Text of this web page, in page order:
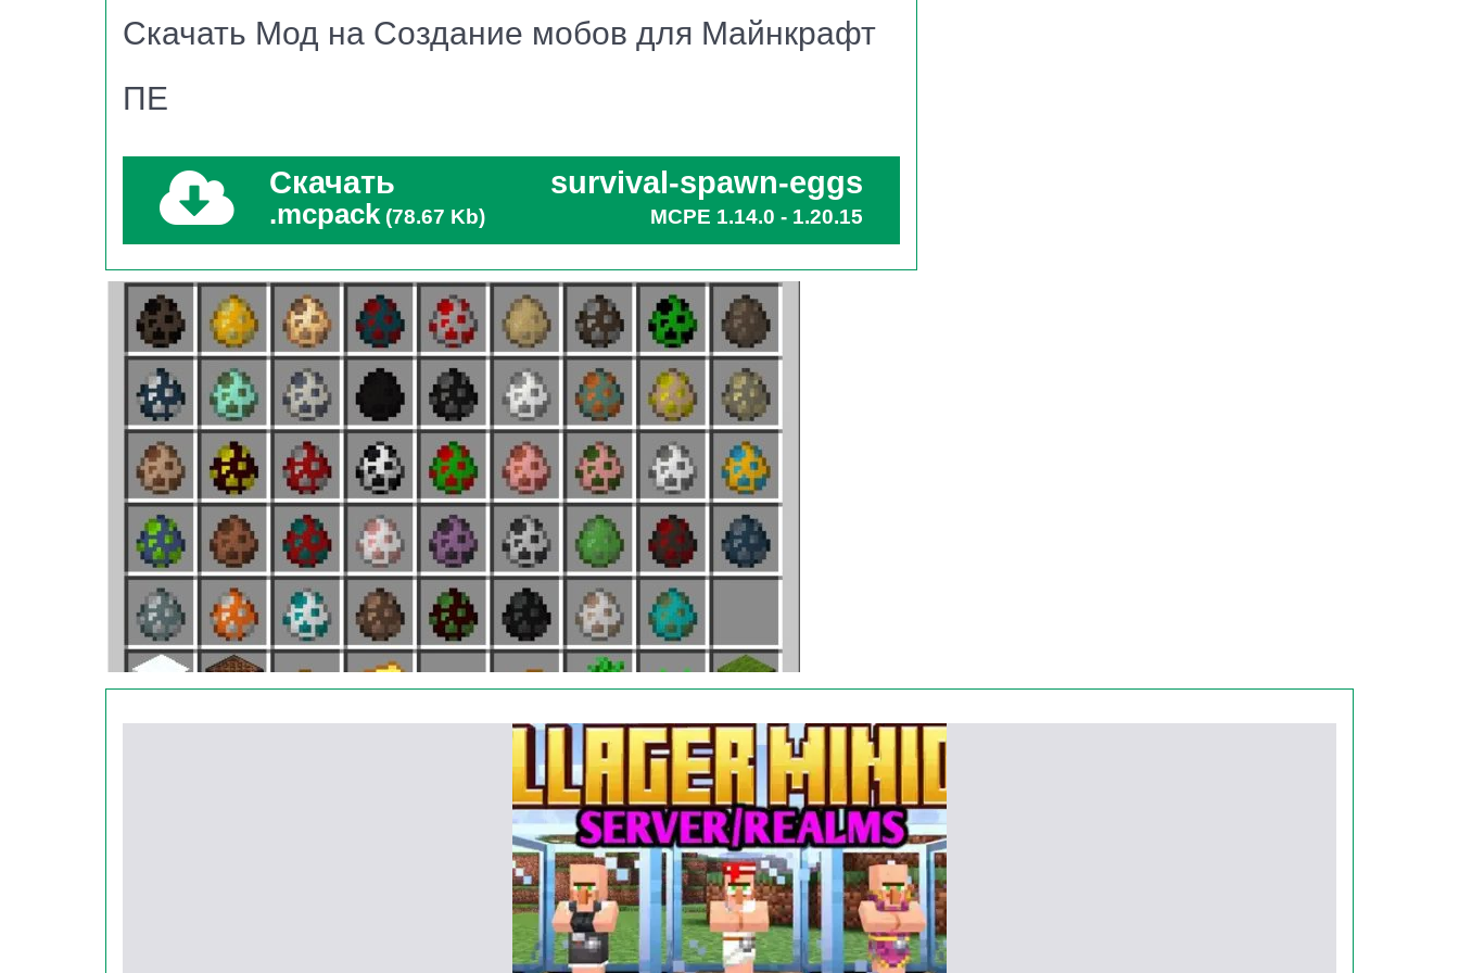
версиях уже доступны герои из тёмных пещер, есть горные козы, спруты.
Дабы создать яйцо призыва для начала понадобится самое обычное яйцо, которое можно
получить от курицы. Далее добудьте главные атрибуты желаемого персонажа, чаще всего это
обычный лут, а алмазы.
То есть, если вам нужен спавн зомби, то понадобится и тухлое мясо, возможно кости и т.д.
Система атрибутов у всех героев одинаковая
Полученные ресурсы поместите в верстак. Благо, что в Minecraft PE там появились уникальные
рецепты крафта, позволяющие воссоздать жизнь прямо в Песочнице!
После нескольких секунд ожидания в пользовательском инвентаре появится яйцо с желанным
персонажем.
Спавнер
Крафт спавнера в Майнкрафт ПЕ более сложный. Благодаря моду, рецепт блока тоже появился
в верстаке.
Тогда рецепт получится и в мире появится ещё один куб, который может бесконечно
Однако учтите, что некоторые НПС в Minecraft PE не будут появляться при дневном свете.
Обратите на этот факт внимание, когда решите создавать собственный спавнер. Перенести блок
Скачать Мод на Создание мобов для Майнкрафт
ПЕ
Скачать
.mcpack (78.67 Kb)
survival-spawn-eggs
MCPE 1.14.0 - 1.20.15